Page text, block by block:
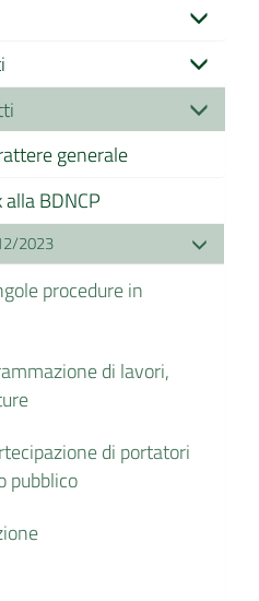
generale
BDNCP
2023
procedure in
di lavori,
di portatori
pubblico